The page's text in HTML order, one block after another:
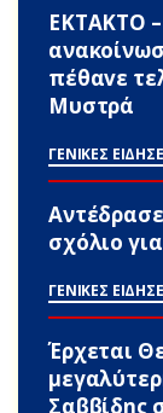
ΕΚΤΑΚΤΟ
πέθαvε
Μυστρά
ΓΕΝΙΚΕΣ
σχόλιο
ΓΕΝΙΚΕΣ
Έρχεται
Σαββίδης